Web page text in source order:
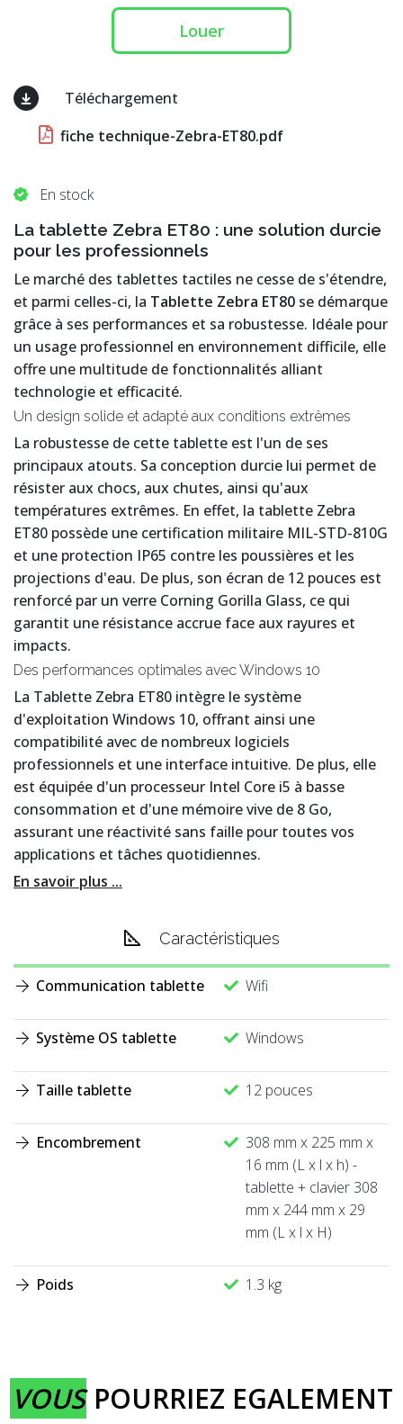
Louer
Téléchargement
fiche technique-Zebra-ET80.pdf
En stock
La tablette Zebra ET80 : une solution durcie
pour les professionnels
Le marché des tablettes tactiles ne cesse de s'étendre,
et parmi celles-ci, la Tablette Zebra ET80 se démarque
grâce à ses performances et sa robustesse. Idéale pour
un usage professionnel en environnement difficile, elle
offre une multitude de fonctionnalités alliant
technologie et efficacité.
Un design solide et adapté aux conditions extrêmes
La robustesse de cette tablette est l'un de ses
principaux atouts. Sa conception durcie lui permet de
résister aux chocs, aux chutes, ainsi qu'aux
températures extrêmes. En effet, la tablette Zebra
ET80 possède une certification militaire MIL-STD-810G
et une protection IP65 contre les poussières et les
projections d'eau. De plus, son écran de 12 pouces est
renforcé par un verre Corning Gorilla Glass, ce qui
garantit une résistance accrue face aux rayures et
impacts.
Des performances optimales avec Windows 10
La Tablette Zebra ET80 intègre le système
d'exploitation Windows 10, offrant ainsi une
compatibilité avec de nombreux logiciels
professionnels et une interface intuitive. De plus, elle
est équipée d'un processeur Intel Core i5 à basse
consommation et d'une mémoire vive de 8 Go,
assurant une réactivité sans faille pour toutes vos
applications et tâches quotidiennes.
En savoir plus ...
Caractéristiques
Communication tablette Wifi
Système OS tablette Windows
Taille tablette 12 pouces
Encombrement
308 mm x 225 mm x
16 mm (L x l x h) -
tablette + clavier 308
mm x 244 mm x 29
mm (L x l x H)
Poids 1.3 kg
VOUSPOURRIEZ EGALEMENT